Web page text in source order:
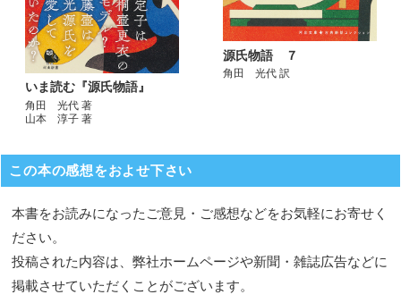
いま読む『源氏物語』
角田 光代 著
山本 淳子 著
源氏物語 ７
角田 光代 訳
この本の感想をおよせ下さい
本書をお読みになったご意見・ご感想などをお気軽にお寄せく
ださい。
投稿された内容は、弊社ホームページや新聞・雑誌広告などに
掲載させていただくことがございます。